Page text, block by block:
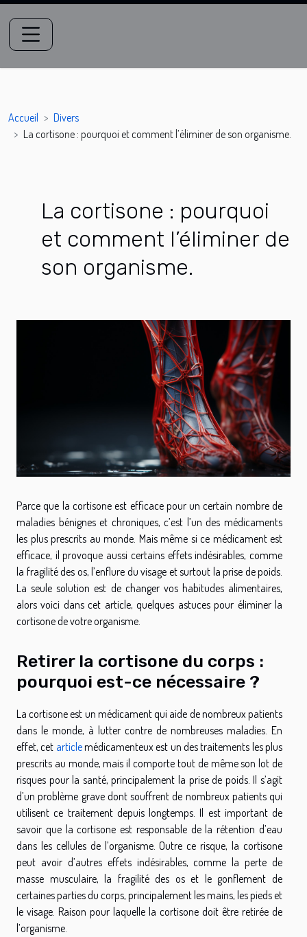
Accueil
Divers
La cortisone : pourquoi et comment l’éliminer de son organisme.
La cortisone : pourquoi
et comment l’éliminer de
son organisme.
Parce que la cortisone est efficace pour un certain nombre de
maladies bénignes et chroniques, c’est l’un des médicaments
les plus prescrits au monde. Mais même si ce médicament est
efficace, il provoque aussi certains effets indésirables, comme
la fragilité des os, l’enflure du visage et surtout la prise de poids.
La seule solution est de changer vos habitudes alimentaires,
alors voici dans cet article, quelques astuces pour éliminer la
cortisone de votre organisme.
Retirer la cortisone du corps :
pourquoi est-ce nécessaire ?
La cortisone est un médicament qui aide de nombreux patients
dans le monde, à lutter contre de nombreuses maladies. En
effet, cet articlemédicamenteux est un des traitements les plus
prescrits au monde, mais il comporte tout de même son lot de
risques pour la santé, principalement la prise de poids. Il s’agit
d’un problème grave dont souffrent de nombreux patients qui
utilisent ce traitement depuis longtemps. Il est important de
savoir que la cortisone est responsable de la rétention d’eau
dans les cellules de l’organisme. Outre ce risque, la cortisone
peut avoir d’autres effets indésirables, comme la perte de
masse musculaire, la fragilité des os et le gonflement de
certaines parties du corps, principalement les mains, les pieds et
le visage. Raison pour laquelle la cortisone doit être retirée de
l’organisme.